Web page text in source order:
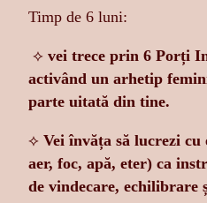
Timp de 6 luni:
⟡ vei trece prin 6 Porți
activând un arhetip
parte uitată din tine.
⟡ Vei învăța să lucrezi cu
aer, foc, apă, eter) ca
de vindecare, echilibrare